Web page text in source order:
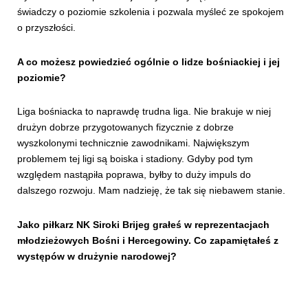
świadczy o poziomie szkolenia i pozwala myśleć ze spokojem
o przyszłości.
A co możesz powiedzieć ogólnie o lidze bośniackiej i jej
poziomie?
Liga bośniacka to naprawdę trudna liga. Nie brakuje w niej
drużyn dobrze przygotowanych fizycznie z dobrze
wyszkolonymi technicznie zawodnikami. Największym
problemem tej ligi są boiska i stadiony. Gdyby pod tym
względem nastąpiła poprawa, byłby to duży impuls do
dalszego rozwoju. Mam nadzieję, że tak się niebawem stanie.
Jako piłkarz NK Siroki Brijeg grałeś w reprezentacjach
młodzieżowych Bośni i Hercegowiny. Co zapamiętałeś z
występów w drużynie narodowej?